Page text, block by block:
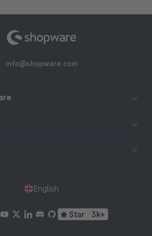
info@shopware.com
English
Star 3k+